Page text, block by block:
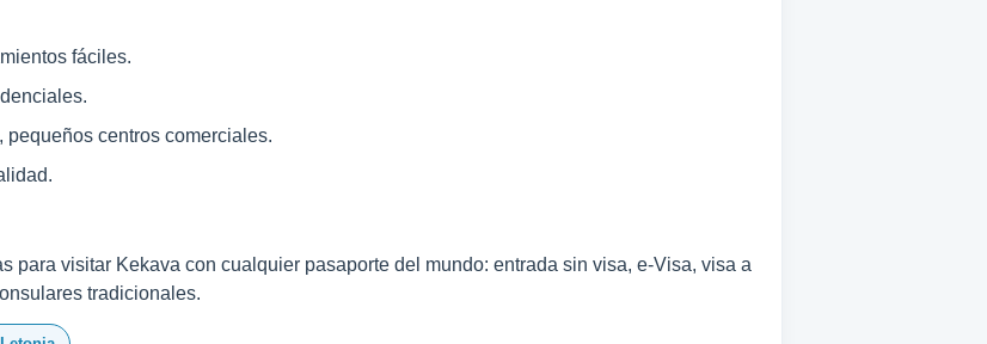
fáciles.
centros comerciales.
para visitar Kekava con cualquier pasaporte del mundo: entrada sin visa, e-Visa, visa a
tradicionales.